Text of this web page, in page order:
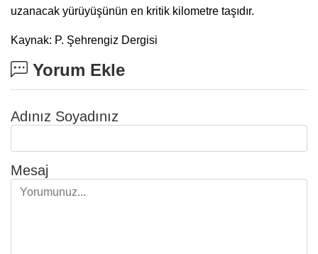
uzanacak yürüyüşünün en kritik kilometre taşıdır.
Kaynak: P. Şehrengiz Dergisi
Yorum Ekle
Adınız Soyadınız
Mesaj